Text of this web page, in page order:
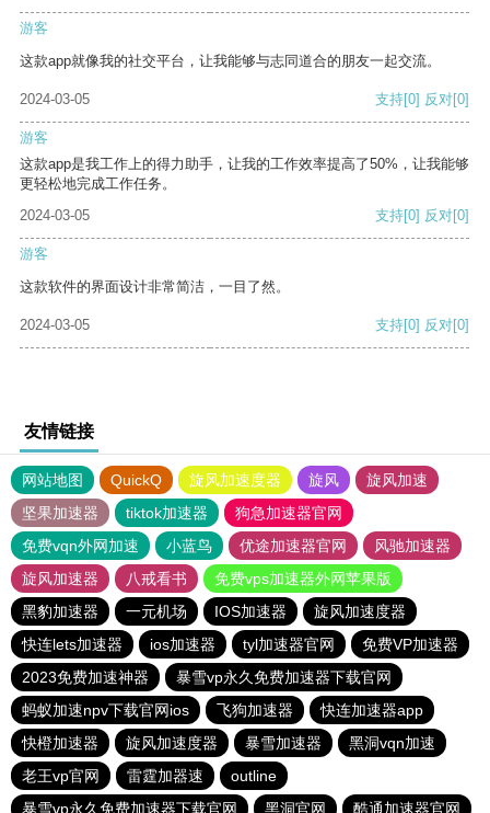
游客
这款app就像我的社交平台，让我能够与志同道合的朋友一起交流。
2024-03-05 支持[0] 反对[0]
游客
这款app是我工作上的得力助手，让我的工作效率提高了50%，让我能够
更轻松地完成工作任务。
2024-03-05
支持[0] 反对[0]
游客
这款软件的界面设计非常简洁，一目了然。
2024-03-05 支持[0] 反对[0]
友情链接
网站地图 QuickQ 旋风加速度器 旋风
旋风加速
坚果加速器
tiktok加速器
狗急加速器官网
免费vqn外网加速
小蓝鸟 优途加速器官网
风驰加速器
旋风加速器
八戒看书
免费vps加速器外网苹果版
黑豹加速器
一元机场 IOS加速器
旋风加速度器
快连lets加速器
ios加速器 tyl加速器官网
免费VP加速器
2023免费加速神器
暴雪vp永久免费加速器下载官网
蚂蚁加速npv下载官网ios
飞狗加速器
快连加速器app
快橙加速器
旋风加速度器 暴雪加速器
黑洞vqn加速
老王vp官网
雷霆加器速
outline
暴雪vp永久免费加速器下载官网
黑洞官网 酷通加速器官网